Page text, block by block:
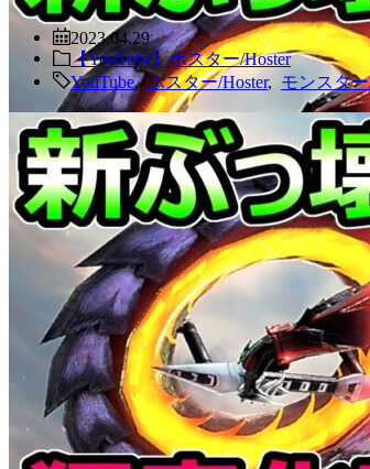
2023.04.29
【YouTube】ホスター/Hoster
YouTube,ホスター/Hoster, モンスタ